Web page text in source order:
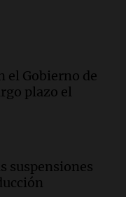
la Copa
con
por
dejó tres
grave
el Gobierno de
plazo el
suspensiones